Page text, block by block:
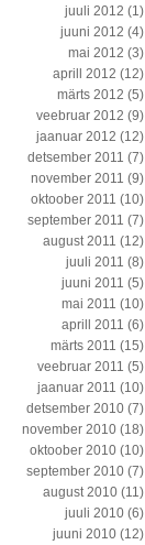
juuli 2012 (1)
juuni 2012 (4)
mai 2012 (3)
aprill 2012 (12)
märts 2012 (5)
veebruar 2012 (9)
jaanuar 2012 (12)
detsember 2011 (7)
november 2011 (9)
oktoober 2011 (10)
september 2011 (7)
august 2011 (12)
juuli 2011 (8)
juuni 2011 (5)
mai 2011 (10)
aprill 2011 (6)
märts 2011 (15)
veebruar 2011 (5)
jaanuar 2011 (10)
detsember 2010 (7)
november 2010 (18)
oktoober 2010 (10)
september 2010 (7)
august 2010 (11)
juuli 2010 (6)
juuni 2010 (12)